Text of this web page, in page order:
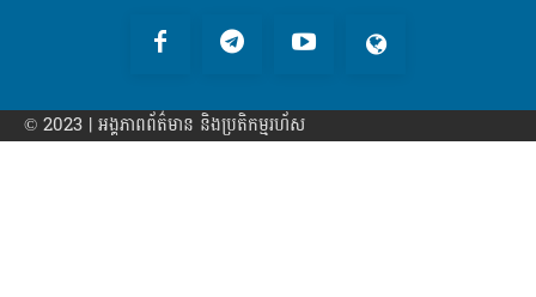
© 2023 | អង្គភាព​ព័ត៌មាន​ និងប្រតិកម្មរហ័ស